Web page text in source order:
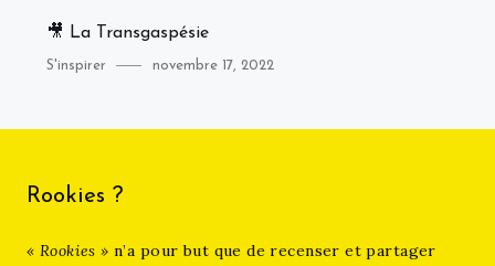
🎥 La Transgaspésie
Category
S'inspirer
Posted
novembre 17, 2022
Rookies ?
« Rookies »n’a pour but que de recenser et partager